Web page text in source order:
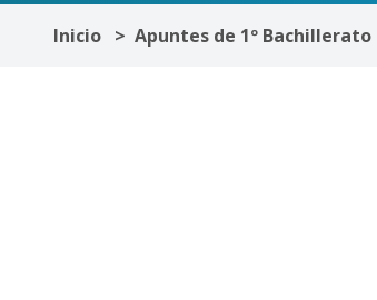
Inicio Apuntes de 1º Bachillerato